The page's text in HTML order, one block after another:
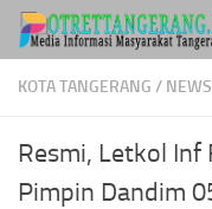
Skip to content
KOTA TANGERANG / NEWS
Resmi, Letkol Inf
Pimpin Dandim